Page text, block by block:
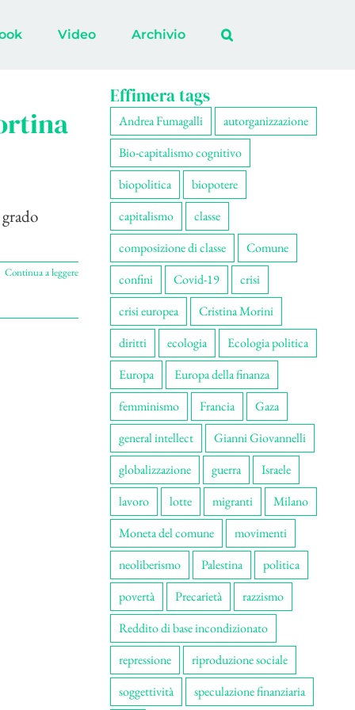
Video Archivio
Continua a leggere
Effimera tags
Andrea Fumagalli
autorganizzazione
Bio-capitalismo cognitivo
biopolitica
biopotere
capitalismo
classe
composizione di classe
Comune
confini
Covid-19
crisi
crisi europea
Cristina Morini
diritti
ecologia
Ecologia politica
Europa
Europa della finanza
femminismo
Francia
Gaza
general intellect
Gianni Giovannelli
globalizzazione
guerra
Israele
lavoro
lotte migranti
Milano
Moneta del comune
movimenti
neoliberismo
Palestina
politica
povertà
Precarietà
razzismo
Reddito di base incondizionato
repressione
riproduzione sociale
soggettività
speculazione finanziaria